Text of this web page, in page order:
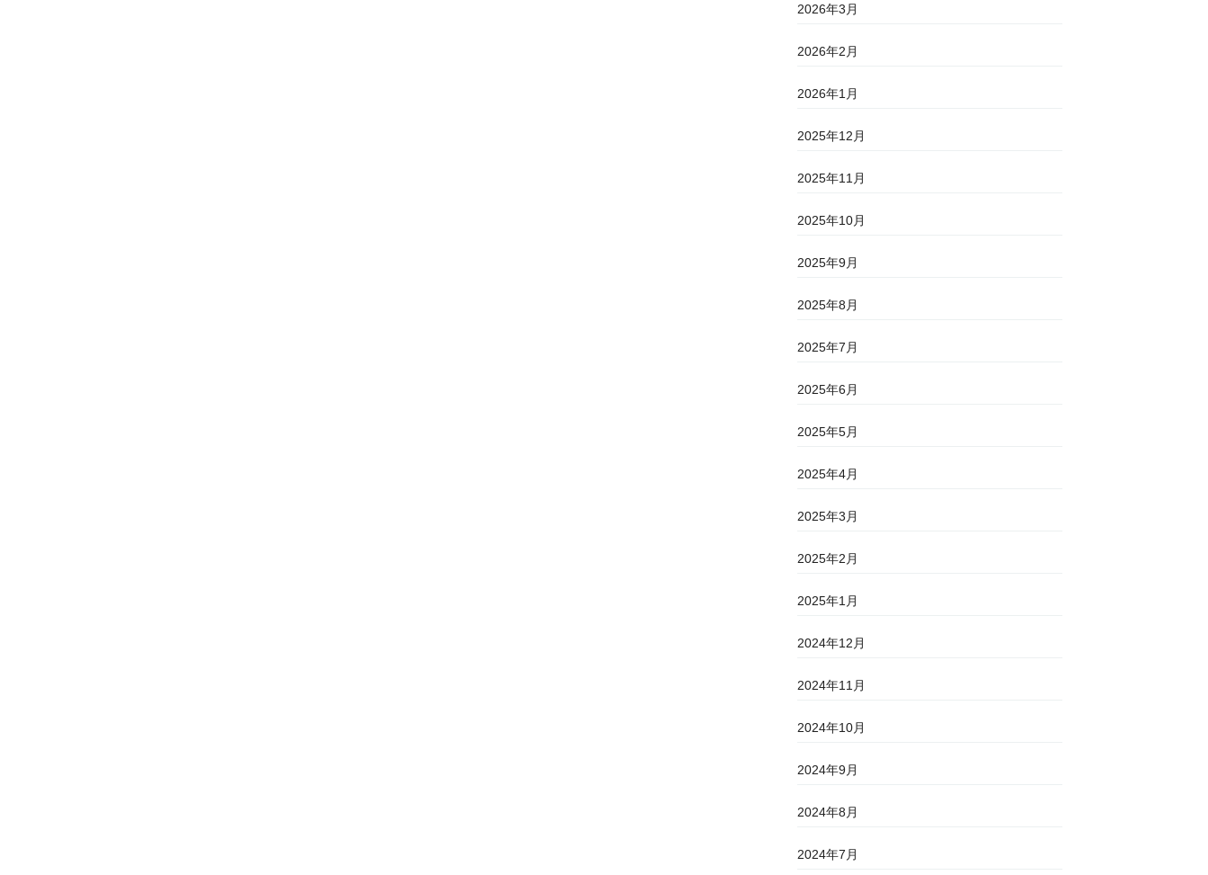
2026年3月
2026年2月
2026年1月
2025年12月
2025年11月
2025年10月
2025年9月
2025年8月
2025年7月
2025年6月
2025年5月
2025年4月
2025年3月
2025年2月
2025年1月
2024年12月
2024年11月
2024年10月
2024年9月
2024年8月
2024年7月